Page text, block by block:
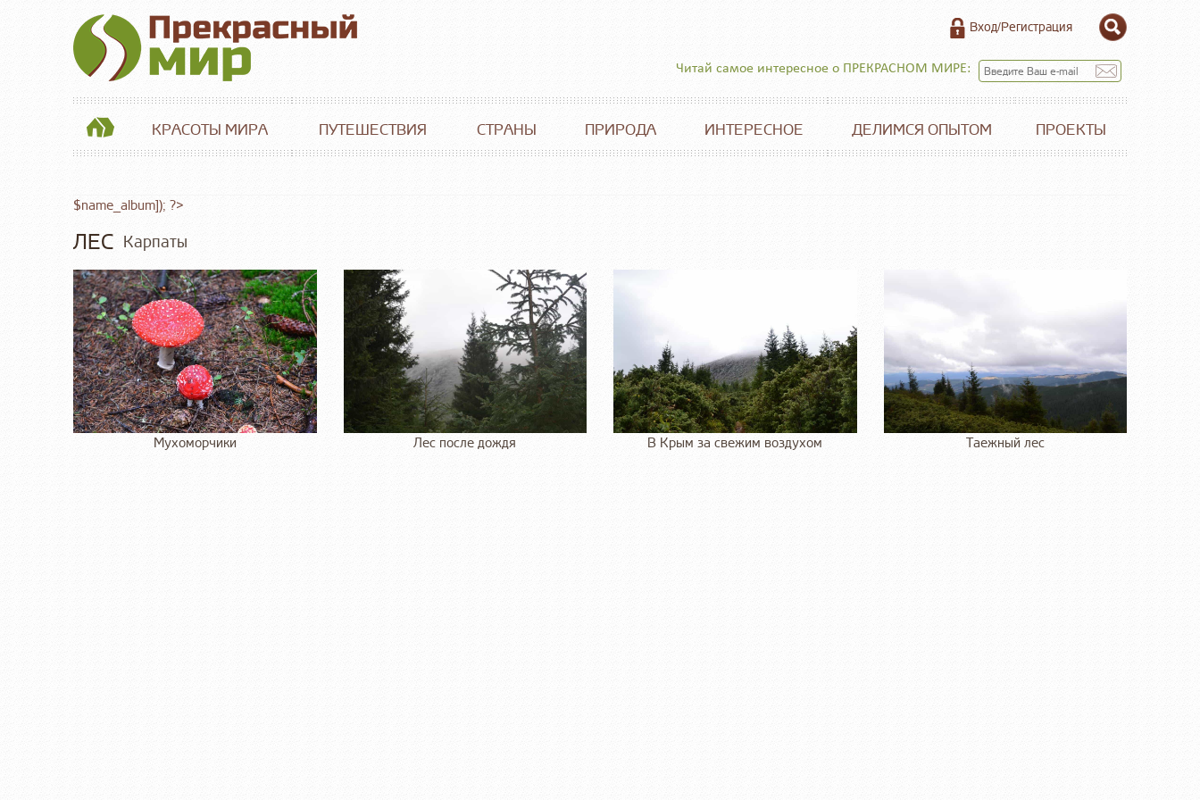
Вход/Регистрация
Читай самое интересное о ПРЕКРАСНОМ МИРЕ:
КРАСОТЫ МИРА ПУТЕШЕСТВИЯ СТРАНЫ ПРИРОДА ИНТЕРЕСНОЕ ДЕЛИМСЯ ОПЫТОМ ПРОЕКТЫ
$name_album]); ?>
ЛЕС Карпаты
Мухоморчики Лес после дождя В Крым за свежим воздухом Таежный лес